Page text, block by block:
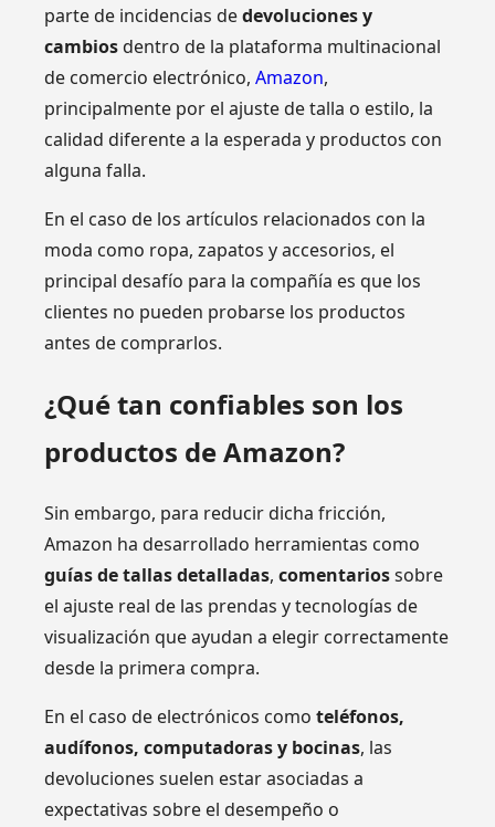
parte de incidencias dedevoluciones y
cambiosdentro de la plataforma multinacional
de comercio electrónico,Amazon,
principalmente por el ajuste de talla o estilo, la
calidad diferente a la esperada y productos con
alguna falla.
En el caso de los artículos relacionados con la
moda como ropa, zapatos y accesorios, el
principal desafío para la compañía es que los
clientes no pueden probarse los productos
antes de comprarlos.
¿Qué tan confiables son los
productos de Amazon?
Sin embargo, para reducir dicha fricción,
Amazon ha desarrollado herramientas como
guías de tallas detalladas,comentariossobre
el ajuste real de las prendas y tecnologías de
visualización que ayudan a elegir correctamente
desde la primera compra.
En el caso de electrónicos comoteléfonos,
audífonos, computadoras y bocinas, las
devoluciones suelen estar asociadas a
expectativas sobre el desempeño o